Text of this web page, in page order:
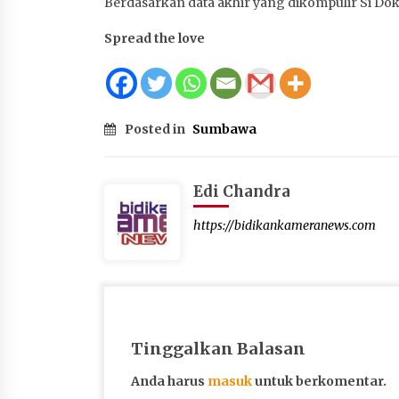
Spread the love
Posted in Sumbawa
Edi Chandra
https://bidikankameranews.com
Tinggalkan Balasan
Anda harus masukuntuk berkomentar.